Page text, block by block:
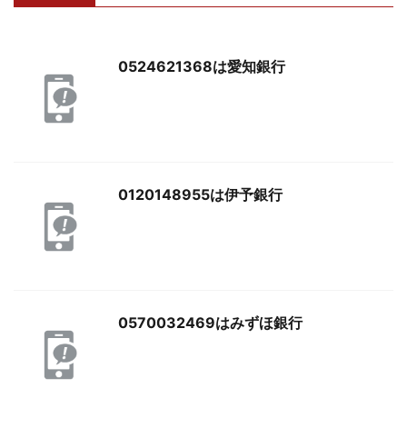
0524621368は愛知銀行
0120148955は伊予銀行
0570032469はみずほ銀行